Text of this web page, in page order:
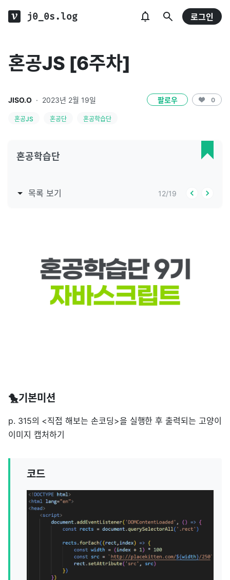
j0_0s.log 로그인
혼공JS [6주차]
JISO.O · 2023년 2월 19일 팔로우 0
혼공JS 혼공단 혼공학습단
혼공학습단
목록 보기 12/19
🐤기본미션
p. 315의 <직접 해보는 손코딩>을 실행한 후 출력되는 고양이
이미지 캡처하기
코드